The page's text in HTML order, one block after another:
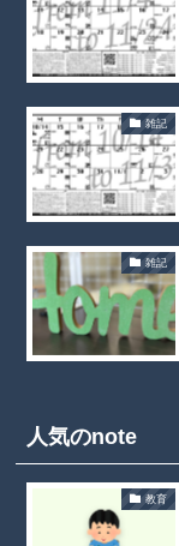
/home/nobuoc
reate2/kojin-
juku.com/publi
c_html/wp-
content/theme
s/swell_child/p
arts/post_list/
p on line23
Warning:
Undefined
array key
"no_cat_tag" in
/home/nobuoc
reate2/kojin-
juku.com/publi
c_html/wp-
content/theme
s/swell_child/p
arts/post_list/
Warning
Undefined
array key
"no_cat_tag" in
/home/nobuoc
reate2/kojin-
juku.com/publi
content/theme
s/swell_child/p
arts/post_list/
post_index.ph
雑記
Warning:
Undefined
array key
/home/nobuoc
reate2/kojin-
juku.com/publi
c_html/wp-
雑記
人気のnote
Warning:
教育